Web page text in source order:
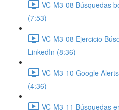
VC-M3-08 Búsquedas
(7:53)
VC-M3-08 Ejercicio
LinkedIn (8:36)
VC-M3-10 Google
(4:36)
VC-M3-11 Búsquedas